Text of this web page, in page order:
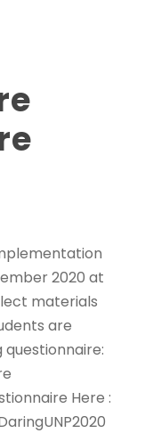
2020 at
materials
are
Here :